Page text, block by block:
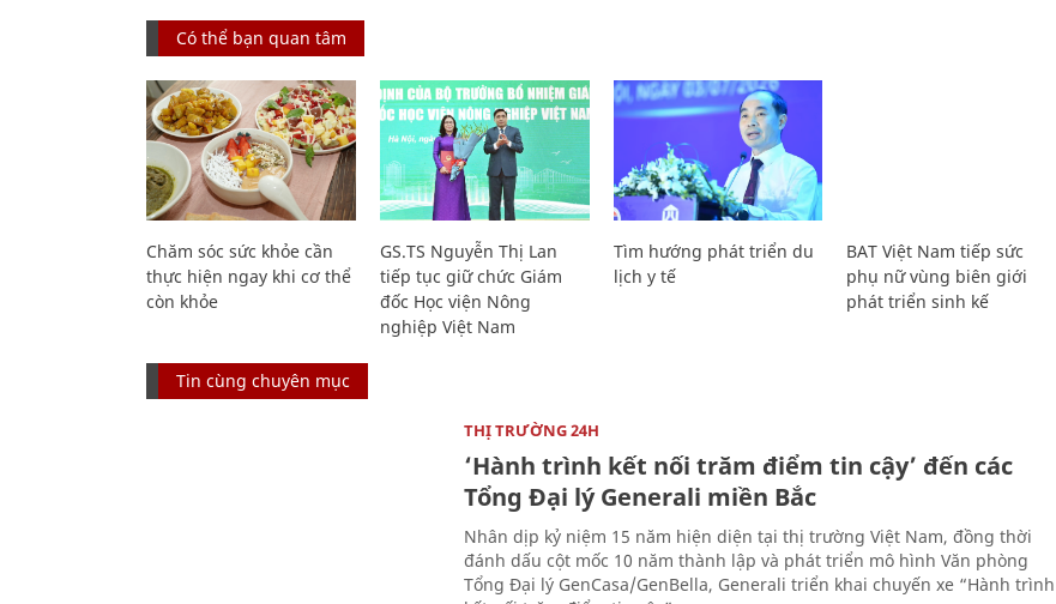
Có thể bạn quan tâm
Chăm sóc sức khỏe cần
thực hiện ngay khi cơ thể
còn khỏe
GS.TS Nguyễn Thị Lan
tiếp tục giữ chức Giám
đốc Học viện Nông
nghiệp Việt Nam
Tìm hướng phát triển du
lịch y tế
BAT Việt Nam tiếp sức
phụ nữ vùng biên giới
phát triển sinh kế
Tin cùng chuyên mục
THỊ TRƯỜNG 24H
‘Hành trình kết nối trăm điểm tin cậy’ đến các
Tổng Đại lý Generali miền Bắc
Nhân dịp kỷ niệm 15 năm hiện diện tại thị trường Việt Nam, đồng thời
đánh dấu cột mốc 10 năm thành lập và phát triển mô hình Văn phòng
Tổng Đại lý GenCasa/GenBella, Generali triển khai chuyến xe “Hành trình